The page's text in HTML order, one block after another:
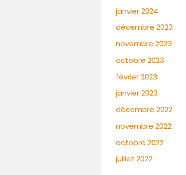
janvier 2024
décembre 2023
novembre 2023
octobre 2023
février 2023
janvier 2023
décembre 2022
novembre 2022
octobre 2022
juillet 2022